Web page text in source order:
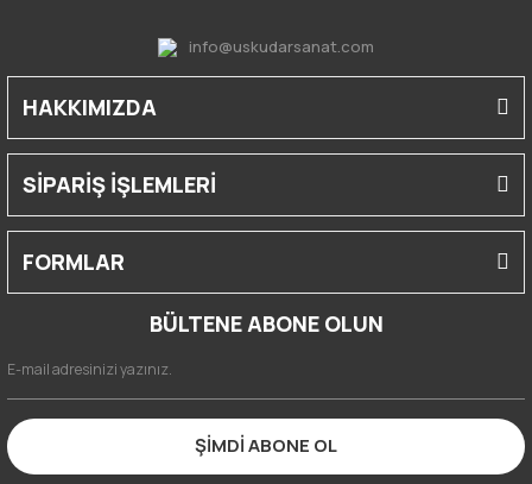
info@uskudarsanat.com
HAKKIMIZDA
SİPARİŞ İŞLEMLERİ
FORMLAR
BÜLTENE ABONE OLUN
ŞİMDİ ABONE OL